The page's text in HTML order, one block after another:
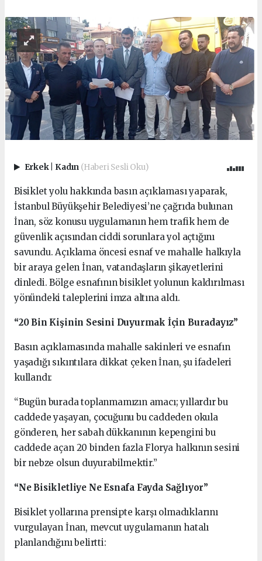
Erkek Kadın (Haberi Sesli Oku)
Bisiklet yolu hakkında basın açıklaması yaparak,
İstanbul Büyükşehir Belediyesi’ne çağrıda bulunan
İnan, söz konusu uygulamanın hem trafik hem de
güvenlik açısından ciddi sorunlara yol açtığını
savundu. Açıklama öncesi esnaf ve mahalle halkıyla
bir araya gelen İnan, vatandaşların şikayetlerini
dinledi. Bölge esnafının bisiklet yolunun kaldırılması
yönündeki taleplerini imza altına aldı.
“20 Bin Kişinin Sesini Duyurmak İçin Buradayız”
Basın açıklamasında mahalle sakinleri ve esnafın
yaşadığı sıkıntılara dikkat çeken İnan, şu ifadeleri
kullandı:
“Bugün burada toplanmamızın amacı; yıllardır bu
caddede yaşayan, çocuğunu bu caddeden okula
gönderen, her sabah dükkanının kepengini bu
caddede açan 20 binden fazla Florya halkının sesini
bir nebze olsun duyurabilmektir.”
“Ne Bisikletliye Ne Esnafa Fayda Sağlıyor”
Bisiklet yollarına prensipte karşı olmadıklarını
vurgulayan İnan, mevcut uygulamanın hatalı
planlandığını belirtti: